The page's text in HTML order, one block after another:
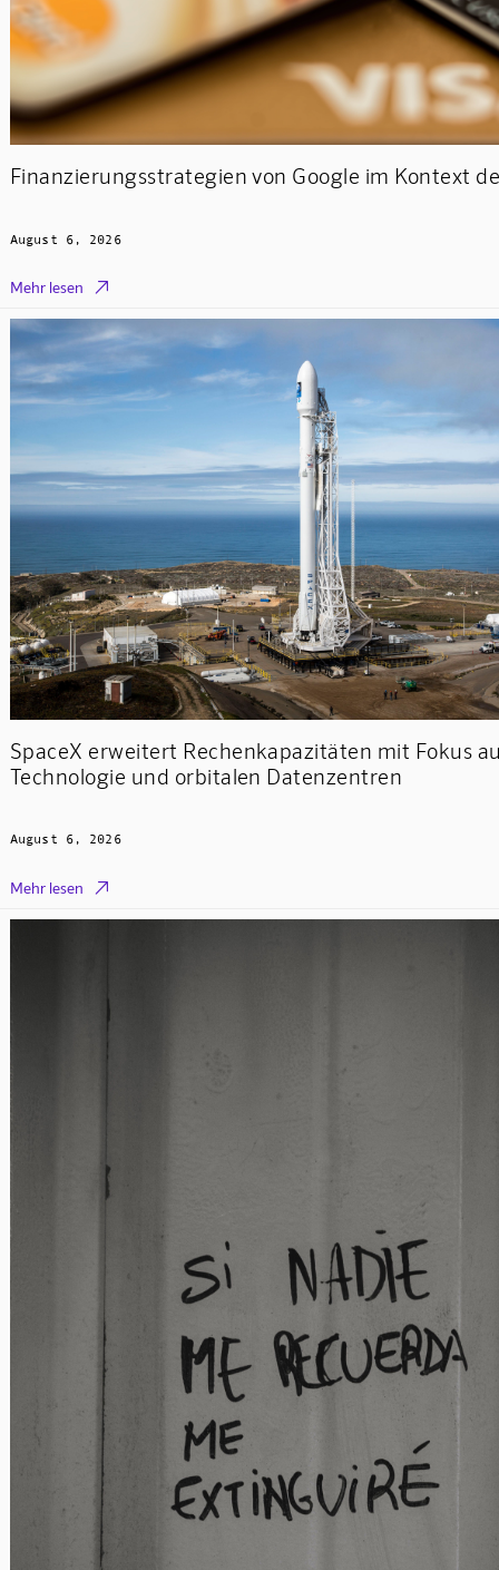
Finanzierungsstrategien von Google im Kontext
August 6, 2026
Mehr lesen 
SpaceX erweitert Rechenkapazitäten mit Fokus
Technologie und orbitalen Datenzentren
August 6, 2026
Mehr lesen 